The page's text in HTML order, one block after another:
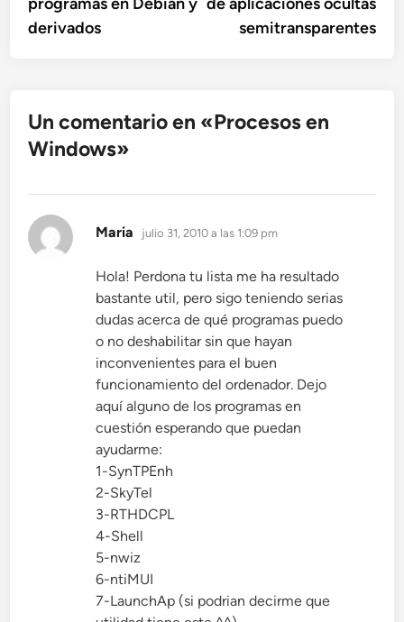
entradas
derivados
semitransparentes
Un comentario en «Procesos en
Windows»
Maria dice:
julio 31, 2010 a las 1:09 pm
Hola! Perdona tu lista me ha resultado
bastante util, pero sigo teniendo serias
dudas acerca de qué programas puedo
o no deshabilitar sin que hayan
inconvenientes para el buen
funcionamiento del ordenador. Dejo
aquí alguno de los programas en
cuestión esperando que puedan
ayudarme:
1-SynTPEnh
2-SkyTel
3-RTHDCPL
4-Shell
5-nwiz
6-ntiMUI
7-LaunchAp (si podrian decirme que